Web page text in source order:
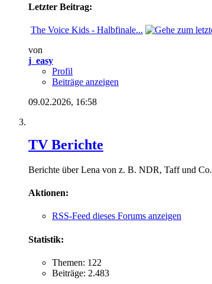
Letzter Beitrag:
The Voice Kids - Halbfinale...
von
j_easy
Profil
Beiträge anzeigen
09.02.2026, 16:58
TV Berichte
Berichte über Lena von z. B. NDR, Taff und Co.
Aktionen:
RSS-Feed dieses Forums anzeigen
Statistik:
Themen: 122
Beiträge: 2.483